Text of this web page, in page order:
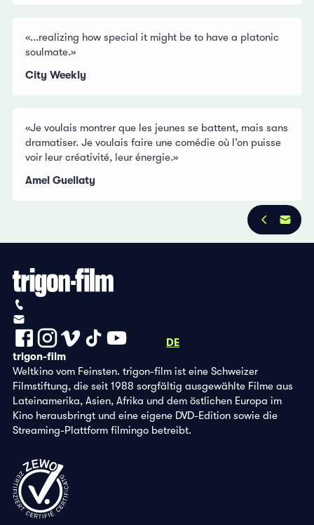
«...realizing how special it might be to have a platonic
soulmate.»
City Weekly
«Je voulais montrer que les jeunes se battent, mais sans
dramatiser. Je voulais faire une comédie où l’on puisse
voir leur créativité, leur énergie.»
Amel Guellaty
DE
trigon-film
Weltkino vom Feinsten. trigon-film ist eine Schweizer
Filmstiftung, die seit 1988 sorgfältig ausgewählte Filme aus
Lateinamerika, Asien, Afrika und dem östlichen Europa im
Kino herausbringt und eine eigene DVD-Edition sowie die
Streaming-Plattform filmingo betreibt.